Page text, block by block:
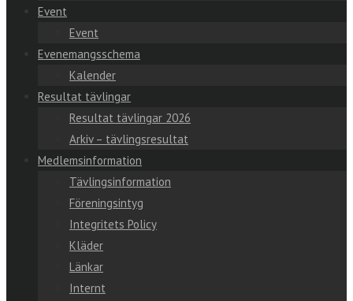
Event
Event
Evenemangsschema
Kalender
Resultat tävlingar
Resultat tävlingar 2026
Arkiv – tävlingsresultat
Medlemsinformation
Tävlingsinformation
Föreningsintyg
Integritets Policy
Kläder
Länkar
Internt